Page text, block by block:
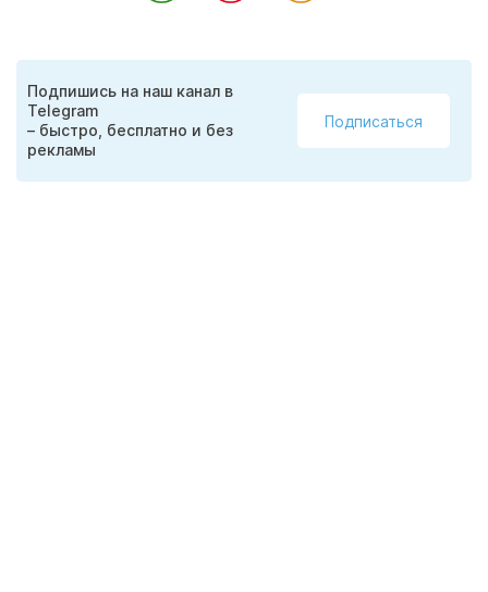
Подпишись на наш канал в
Telegram
– быстро, бесплатно и без
рекламы
Подписаться